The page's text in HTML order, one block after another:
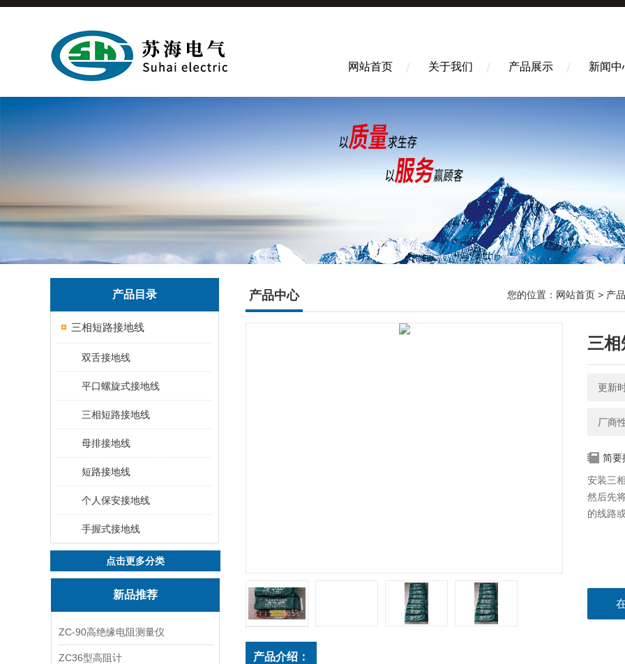
网站首页 关于我们 产品展示 新闻中
产品目录
三相短路接地线
双舌接地线
平口螺旋式接地线
三相短路接地线
母排接地线
短路接地线
个人保安接地线
手握式接地线
点击更多分类
新品推荐
ZC-90高绝缘电阻测量仪
ZC36型高阻计
产品中心 您的位置： 网站首页 > 产
三相
更新
厂商
简要
安装三
然后先
的线路
产品介绍：